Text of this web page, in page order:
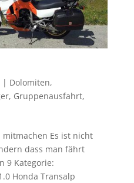
| Dolomiten,
, Gruppenausfahrt,
Es ist nicht
dass man fährt
9 Kategorie:
Honda Transalp